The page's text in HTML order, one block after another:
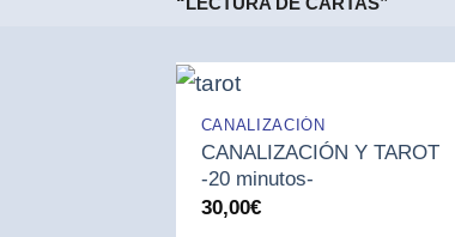
CANALIZACIÓN
CANALIZACIÓN Y TAROT
-20 minutos-
30,00€